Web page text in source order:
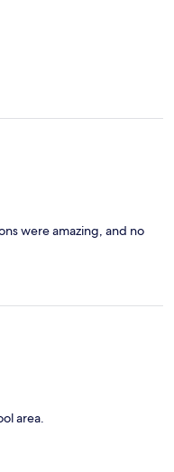
were amazing, and no
area.